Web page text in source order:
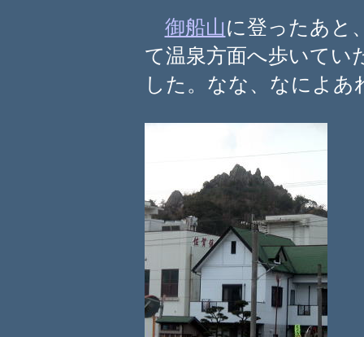
御船山に登ったあと
て温泉方面へ歩いてい
した。なな、なによあ